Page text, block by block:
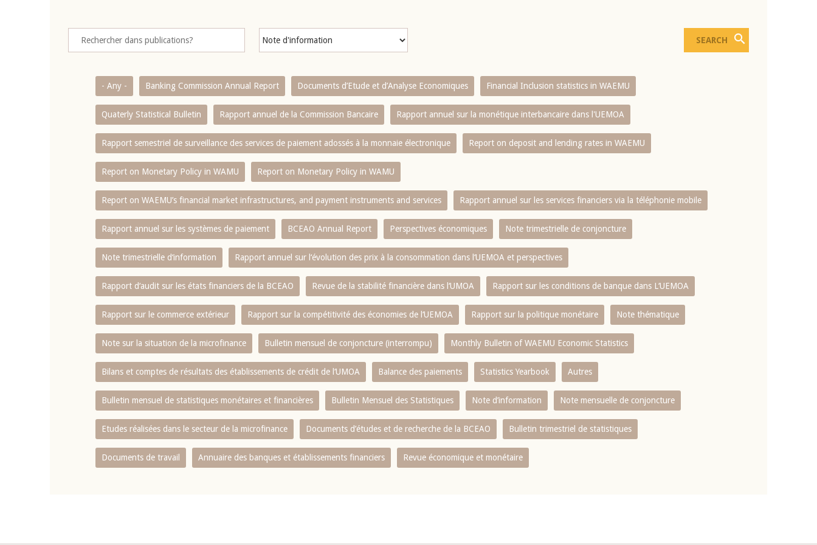
- Any - Banking Commission Annual Report Documents d’Etude et d’Analyse Economiques Financial Inclusion statistics in WAEMU
Quaterly Statistical Bulletin Rapport annuel de la Commission Bancaire Rapport annuel sur la monétique interbancaire dans l'UEMOA
Rapport semestriel de surveillance des services de paiement adossés à la monnaie électronique Report on deposit and lending rates in WAEMU
Report on Monetary Policy in WAMU Report on Monetary Policy in WAMU
Report on WAEMU’s financial market infrastructures, and payment instruments and services Rapport annuel sur les services financiers via la téléphonie mobile
Rapport annuel sur les systèmes de paiement BCEAO Annual Report Perspectives économiques Note trimestrielle de conjoncture
Note trimestrielle d‘information Rapport annuel sur l‘évolution des prix à la consommation dans l‘UEMOA et perspectives
Rapport d‘audit sur les états financiers de la BCEAO Revue de la stabilité financière dans l‘UMOA Rapport sur les conditions de banque dans L‘UEMOA
Rapport sur le commerce extérieur Rapport sur la compétitivité des économies de l‘UEMOA Rapport sur la politique monétaire Note thématique
Note sur la situation de la microfinance Bulletin mensuel de conjoncture (interrompu) Monthly Bulletin of WAEMU Economic Statistics
Bilans et comptes de résultats des établissements de crédit de l‘UMOA Balance des paiements Statistics Yearbook Autres
Bulletin mensuel de statistiques monétaires et financières Bulletin Mensuel des Statistiques Note d’information Note mensuelle de conjoncture
Etudes réalisées dans le secteur de la microfinance Documents d’études et de recherche de la BCEAO Bulletin trimestriel de statistiques
Documents de travail Annuaire des banques et établissements financiers Revue économique et monétaire